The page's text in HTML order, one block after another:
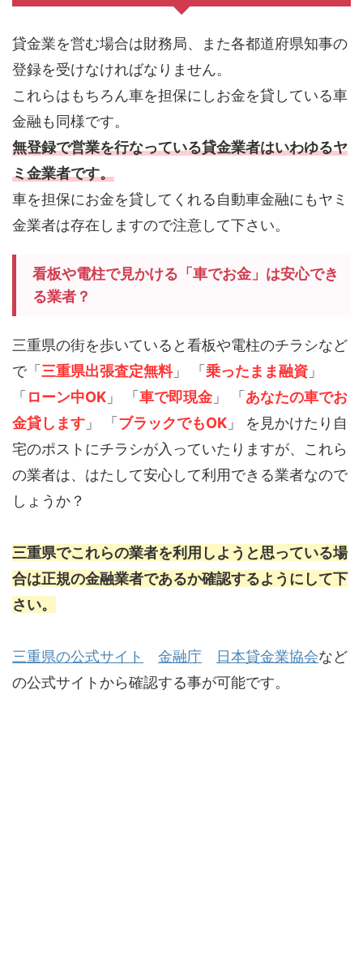
貸金業を営む場合は財務局、また各都道府県知事の
登録を受けなければなりません。
これらはもちろん車を担保にしお金を貸している車
金融も同様です。
無登録で営業を行なっている貸金業者はいわゆるヤ
ミ金業者です。
車を担保にお金を貸してくれる自動車金融にもヤミ
金業者は存在しますので注意して下さい。
看板や電柱で見かける「車でお金」は安心でき
る業者？
三重県の街を歩いていると看板や電柱のチラシなど
で「 三重県出張査定無料」 「 乗ったまま融資 」
「 ローン中OK 」 「 車で即現金 」 「 あなたの車でお
金貸します 」 「 ブラックでもOK 」 を見かけたり自
宅のポストにチラシが入っていたりますが、これら
の業者は、はたして安心して利用できる業者なので
しょうか？
三重県でこれらの業者を利用しようと思っている場
合は正規の金融業者であるか確認するようにして下
さい。
三重県の公式サイト 金融庁 日本貸金業協会など
の公式サイトから確認する事が可能です。